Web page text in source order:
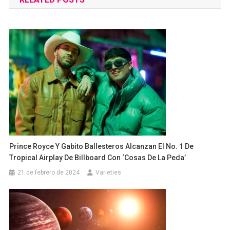
entradas
Prince Royce Y Gabito Ballesteros Alcanzan El No. 1 De
Tropical Airplay De Billboard Con ‘Cosas De La Peda’
21 de febrero de 2024 Varieties